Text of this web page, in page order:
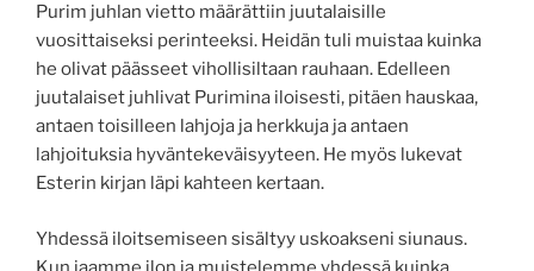
Purim juhlan vietto määrättiin juutalaisille
vuosittaiseksi perinteeksi. Heidän tuli muistaa kuinka
he olivat päässeet vihollisiltaan rauhaan. Edelleen
juutalaiset juhlivat Purimina iloisesti, pitäen hauskaa,
antaen toisilleen lahjoja ja herkkuja ja antaen
lahjoituksia hyväntekeväisyyteen. He myös lukevat
Esterin kirjan läpi kahteen kertaan.
Yhdessä iloitsemiseen sisältyy uskoakseni siunaus.